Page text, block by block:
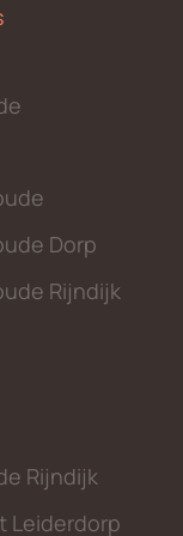
Dorp
Rijndijk
Rijndijk
Leiderdorp